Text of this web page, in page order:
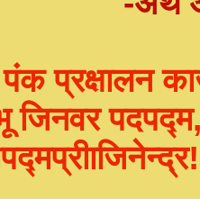
पंक प्रक्षालन
जिनवर